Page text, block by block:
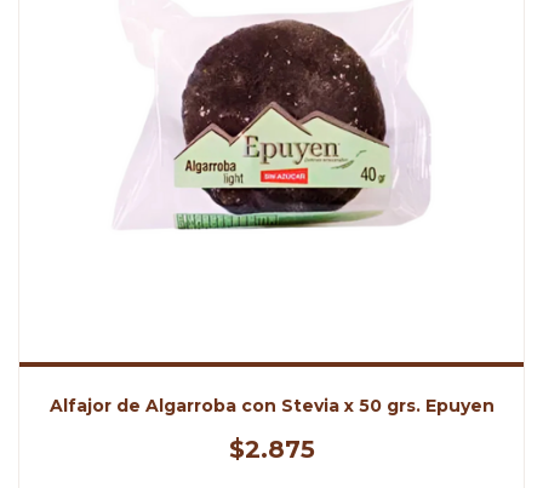
Alfajor de Algarroba con Stevia x 50 grs. Epuyen
$2.875